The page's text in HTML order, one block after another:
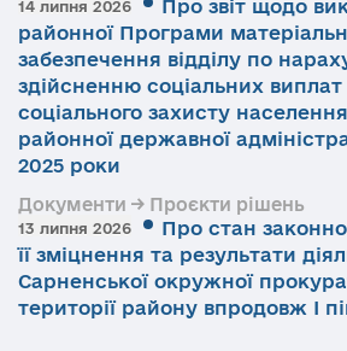
14 липня 2026
Про звіт щодо
районної Програми
забезпечення відділу по
здійсненню соціальних виплат
соціального захисту
районної державної
2025 роки
Документи → Проєкти рішень
13 липня 2026
Про стан
її зміцнення та результати
Сарненської окружної
території району впродовж І